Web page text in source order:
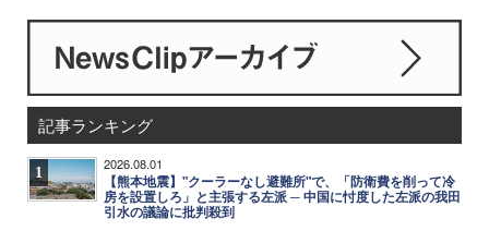
記事ランキング
1 2026.08.01
【熊本地震】"クーラーなし避難所"で、「防衛費を削って冷
房を設置しろ」と主張する左派 ─ 中国に忖度した左派の我田
引水の議論に批判殺到